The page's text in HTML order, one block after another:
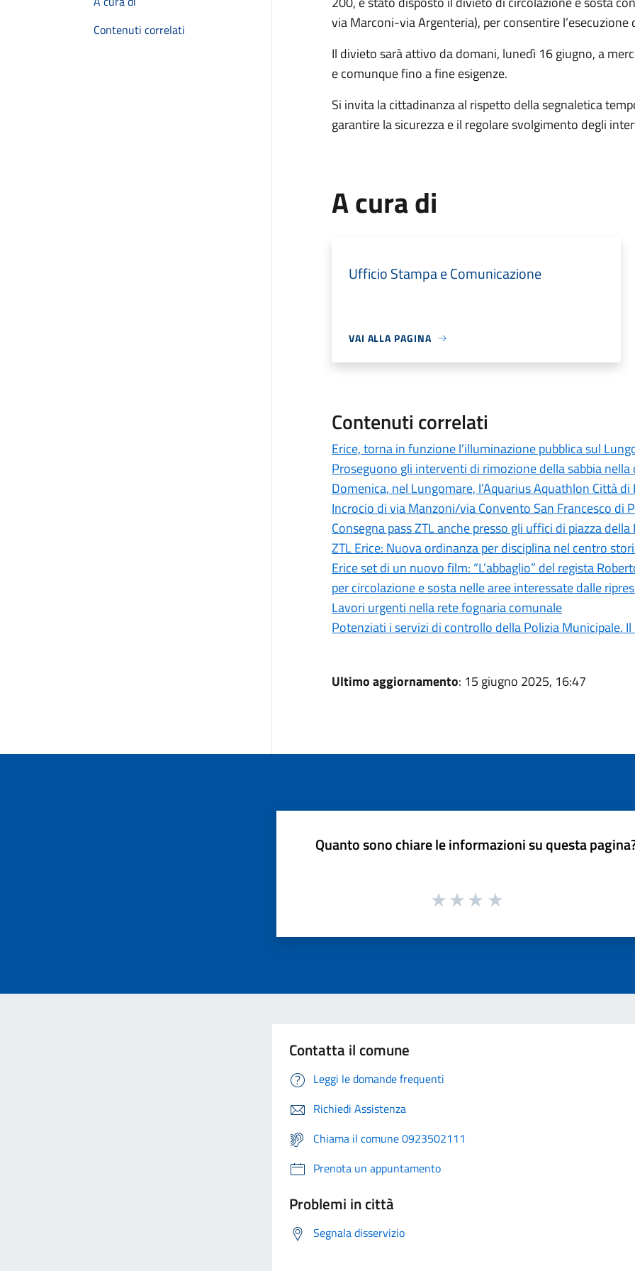
Contenuti correlati
via Marconi-via Argenteria), per consentire
Il divieto sarà attivo da domani, lunedì 16 giugno, a
e comunque fino a fine esigenze.
Si invita la cittadinanza al rispetto della segnaletica
garantire la sicurezza e il regolare svolgimento degli
A cura di
Ufficio Stampa e Comunicazione
VAI ALLA PAGINA
Contenuti correlati
Erice, torna in funzione l’illuminazione pubblica sul
Proseguono gli interventi di rimozione della sabbia
Domenica, nel Lungomare, l’Aquarius Aquathlon Città di
Incrocio di via Manzoni/via Convento San Francesco di
Consegna pass ZTL anche presso gli uffici di piazza della
ZTL Erice: Nuova ordinanza per disciplina nel centro
Erice set di un nuovo film: “L’abbaglio” del regista
per circolazione e sosta nelle aree interessate dalle
Lavori urgenti nella rete fognaria comunale
Potenziati i servizi di controllo della Polizia Municipale.
Ultimo aggiornamento: 15 giugno 2025, 16:47
Quanto sono chiare le informazioni su questa
Contatta il comune
Leggi le domande frequenti
Richiedi Assistenza
Chiama il comune 0923502111
Prenota un appuntamento
Problemi in città
Segnala disservizio